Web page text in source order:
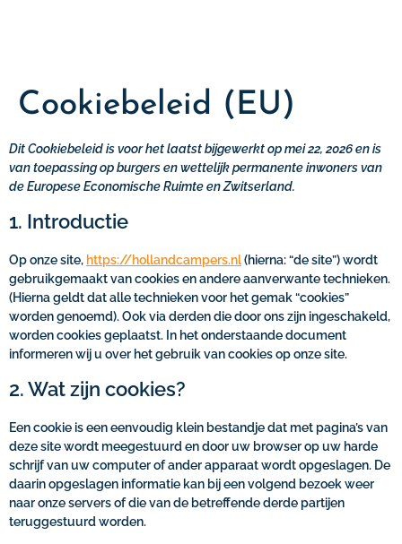
Cookiebeleid (EU)
Dit Cookiebeleid is voor het laatst bijgewerkt op mei 22, 2026 en is
van toepassing op burgers en wettelijk permanente inwoners van
de Europese Economische Ruimte en Zwitserland.
1. Introductie
Op onze site, https://hollandcampers.nl(hierna: “de site”) wordt
gebruikgemaakt van cookies en andere aanverwante technieken.
(Hierna geldt dat alle technieken voor het gemak “cookies”
worden genoemd). Ook via derden die door ons zijn ingeschakeld,
worden cookies geplaatst. In het onderstaande document
informeren wij u over het gebruik van cookies op onze site.
2. Wat zijn cookies?
Een cookie is een eenvoudig klein bestandje dat met pagina’s van
deze site wordt meegestuurd en door uw browser op uw harde
schrijf van uw computer of ander apparaat wordt opgeslagen. De
daarin opgeslagen informatie kan bij een volgend bezoek weer
naar onze servers of die van de betreffende derde partijen
teruggestuurd worden.